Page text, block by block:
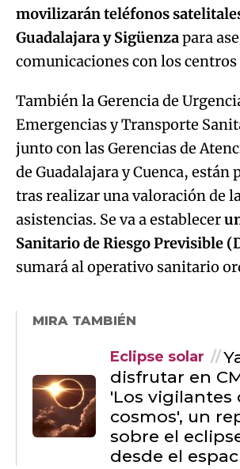
movilizarán teléfonos
Guadalajara y Sigüenzapara
comunicaciones con los centros
También la Gerencia de
Emergencias y Transporte
junto con las Gerencias de
de Guadalajara y Cuenca, están
tras realizar una valoración de
asistencias. Se va a establecer
Sanitario de Riesgo Previsible
sumará al operativo sanitario
MIRA TAMBIÉN
Eclipse solar
disfrutar en
'Los vigilantes
cosmos', un
sobre el
desde el